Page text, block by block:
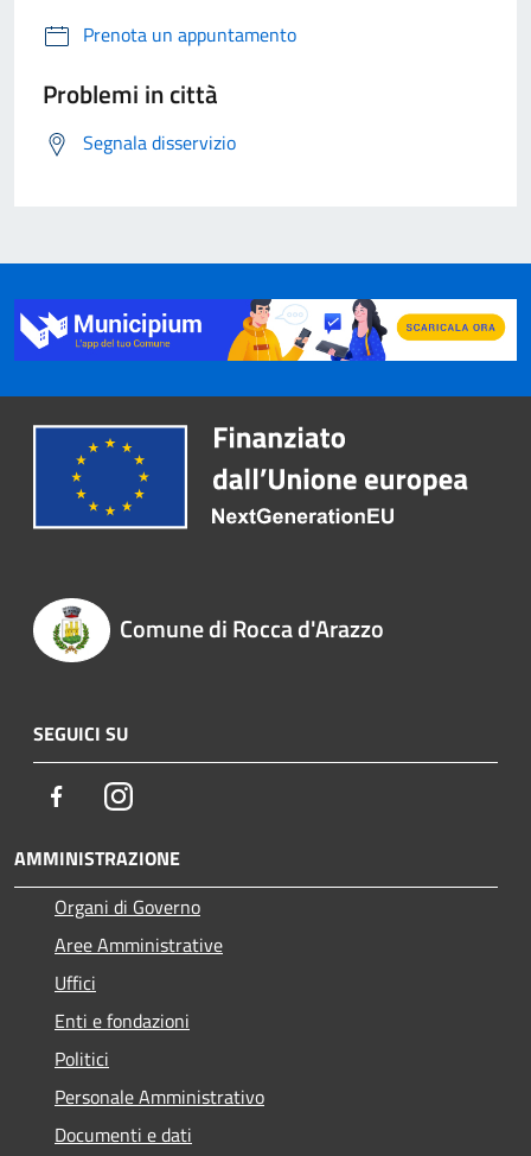
Prenota un appuntamento
Problemi in città
Segnala disservizio
Comune di Rocca d'Arazzo
SEGUICI SU
FacebookInstagram
AMMINISTRAZIONE
Organi di Governo
Aree Amministrative
Uffici
Enti e fondazioni
Politici
Personale Amministrativo
Documenti e dati